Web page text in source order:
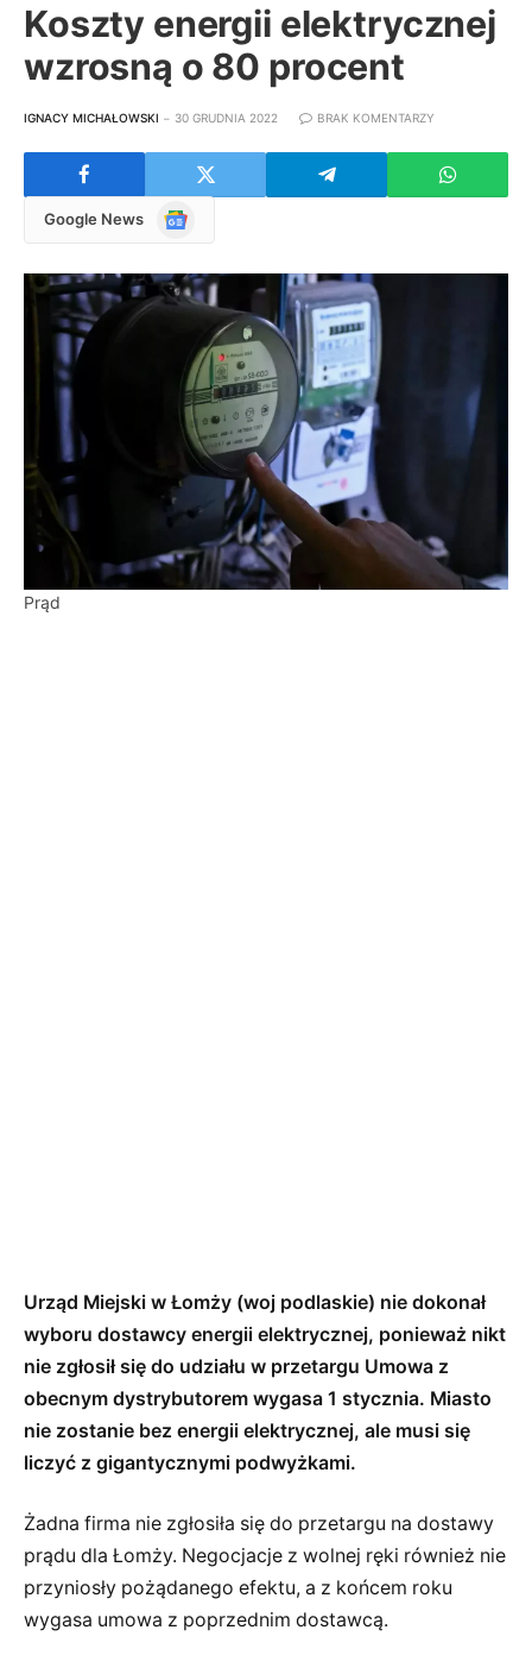
Koszty energii elektrycznej
wzrosną o 80 procent
IGNACY MICHAŁOWSKI 30 GRUDNIA 2022 BRAK KOMENTARZY
Google News
Google
Prąd
Urząd Miejski w Łomży (woj podlaskie) nie dokonał
wyboru dostawcy energii elektrycznej, ponieważ nikt
nie zgłosił się do udziału w przetargu Umowa z
obecnym dystrybutorem wygasa 1 stycznia. Miasto
nie zostanie bez energii elektrycznej, ale musi się
liczyć z gigantycznymi podwyżkami.
Żadna firma nie zgłosiła się do przetargu na dostawy
prądu dla Łomży. Negocjacje z wolnej ręki również nie
przyniosły pożądanego efektu, a z końcem roku
wygasa umowa z poprzednim dostawcą.